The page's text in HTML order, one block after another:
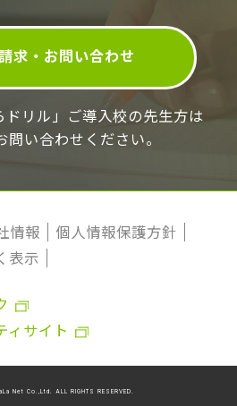
求・お問い合わせ
ドリル」ご導⼊校の先⽣⽅は
問い合わせください。
情報
個人情報保護方針
表示
ィサイト
Net Co.,Ltd. ALL RIGHTS RESERVED.